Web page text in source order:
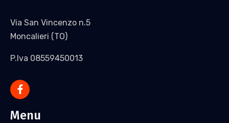
Via San Vincenzo n.5
Moncalieri (TO)
P.Iva 08559450013
Menu